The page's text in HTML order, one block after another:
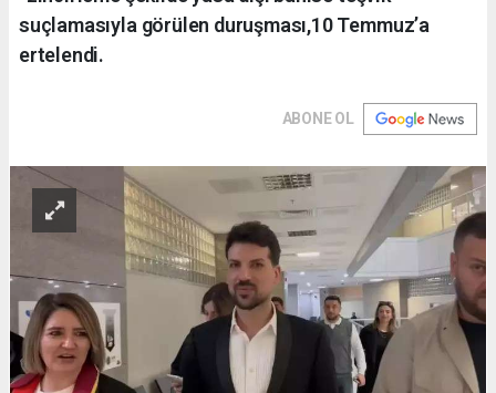
suçlamasıyla görülen duruşması,10 Temmuz’a
ertelendi.
ABONE OL